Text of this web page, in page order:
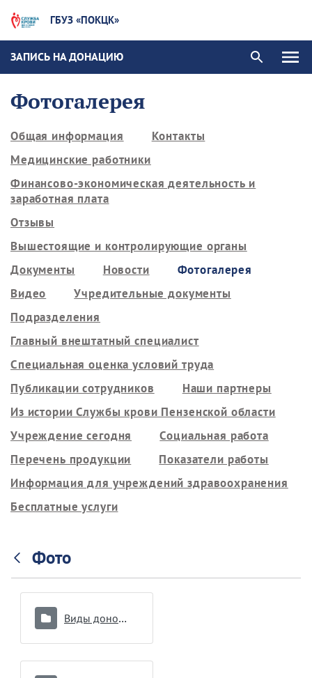
ГБУЗ «ПОКЦК»
ЗАПИСЬ НА ДОНАЦИЮ
Фотогалерея
Общая информация
Контакты
Медицинские работники
Финансово-экономическая деятельность и
заработная плата
Отзывы
Вышестоящие и контролирующие органы
Документы
Новости
Фотогалерея
Видео
Учредительные документы
Подразделения
Главный внештатный специалист
Специальная оценка условий труда
Публикации сотрудников
Наши партнеры
Из истории Службы крови Пензенской области
Учреждение сегодня
Социальная работа
Перечень продукции
Показатели работы
Информация для учреждений здравоохранения
Бесплатные услуги
Фото
Виды донорства и интервалы между ними